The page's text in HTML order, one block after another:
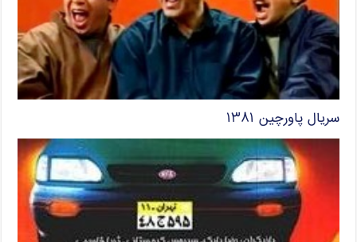
سریال پاورچین ۱۳۸۱